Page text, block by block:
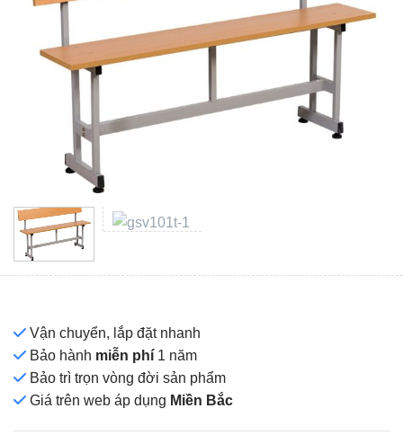
Add to
wishlist
Vận chuyển, lắp đặt nhanh
Bảo hành miễn phí 1 năm
Bảo trì trọn vòng đời sản phẩm
Giá trên web áp dụng Miền Bắc